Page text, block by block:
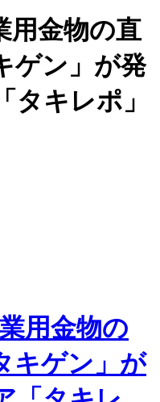
用金物の直
ゲン」が発
タキレポ」